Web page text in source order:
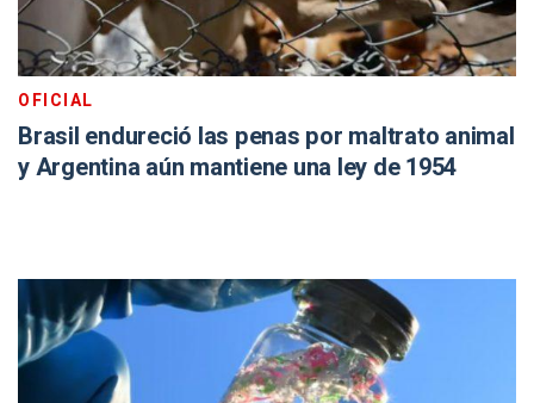
OFICIAL
Brasil endureció las penas por maltrato animal
y Argentina aún mantiene una ley de 1954